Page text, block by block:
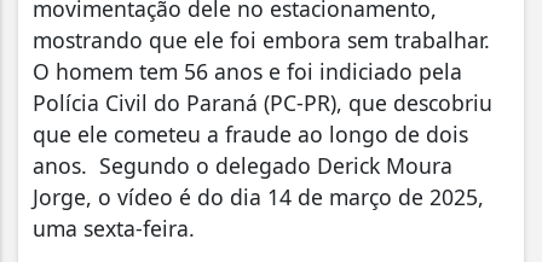
movimentação dele no estacionamento,
mostrando que ele foi embora sem trabalhar.
O homem tem 56 anos e foi indiciado pela
Polícia Civil do Paraná (PC-PR), que descobriu
que ele cometeu a fraude ao longo de dois
anos. Segundo o delegado Derick Moura
Jorge, o vídeo é do dia 14 de março de 2025,
uma sexta-feira.